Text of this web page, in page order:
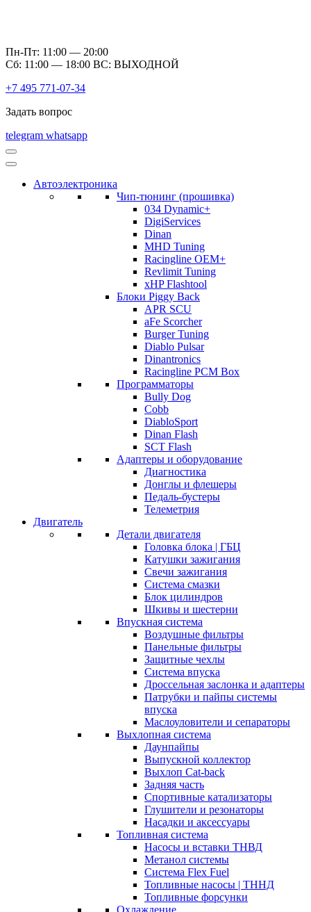
Пн-Пт: 11:00 — 20:00
Сб: 11:00 — 18:00 ВС: ВЫХОДНОЙ
+7 495 771-07-34
Задать вопрос
telegram whatsapp
Автоэлектроника
Чип-тюнинг (прошивка)
034 Dynamic+
DigiServices
Dinan
MHD Tuning
Racingline OEM+
Revlimit Tuning
xHP Flashtool
Блоки Piggy Back
APR SCU
aFe Scorcher
Burger Tuning
Diablo Pulsar
Dinantronics
Racingline PCM Box
Программаторы
Bully Dog
Cobb
DiabloSport
Dinan Flash
SCT Flash
Адаптеры и оборудование
Диагностика
Донглы и флешеры
Педаль-бустеры
Телеметрия
Двигатель
Детали двигателя
Головка блока | ГБЦ
Катушки зажигания
Свечи зажигания
Система смазки
Блок цилиндров
Шкивы и шестерни
Впускная система
Воздушные фильтры
Панельные фильтры
Защитные чехлы
Система впуска
Дроссельная заслонка и адаптеры
Патрубки и пайпы системы
впуска
Маслоуловители и сепараторы
Выхлопная система
Даунпайпы
Выпускной коллектор
Выхлоп Cat-back
Задняя часть
Спортивные катализаторы
Глушители и резонаторы
Насадки и аксессуары
Топливная система
Насосы и вставки ТНВД
Метанол системы
Система Flex Fuel
Топливные насосы | ТННД
Топливные форсунки
Охлаждение